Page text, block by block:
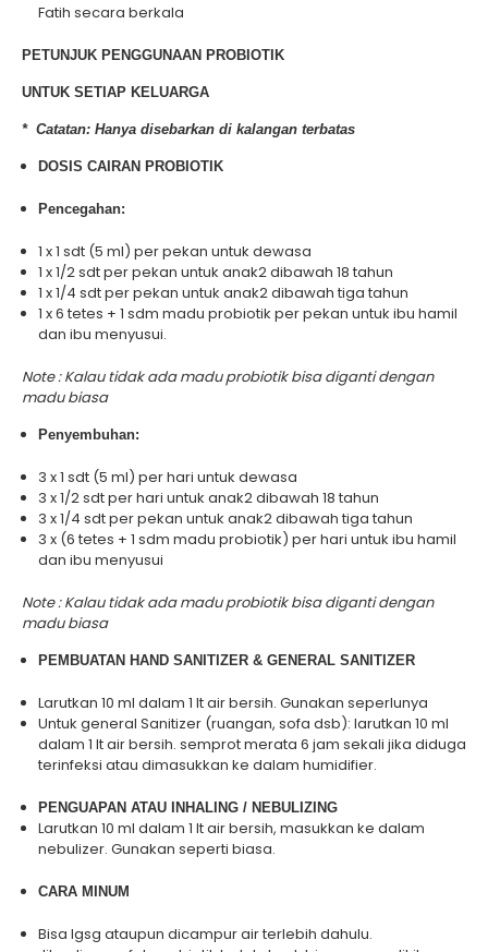
Fatih secara berkala
PETUNJUK PENGGUNAAN PROBIOTIK
UNTUK SETIAP KELUARGA
* Catatan: Hanya disebarkan di kalangan terbatas
DOSIS CAIRAN PROBIOTIK
Pencegahan:
1 x 1 sdt (5 ml) per pekan untuk dewasa
1 x 1/2 sdt per pekan untuk anak2 dibawah 18 tahun
1 x 1/4 sdt per pekan untuk anak2 dibawah tiga tahun
1 x 6 tetes + 1 sdm madu probiotik per pekan untuk ibu hamil
dan ibu menyusui.
Note : Kalau tidak ada madu probiotik bisa diganti dengan
madu biasa
Penyembuhan:
3 x 1 sdt (5 ml) per hari untuk dewasa
3 x 1/2 sdt per hari untuk anak2 dibawah 18 tahun
3 x 1/4 sdt per pekan untuk anak2 dibawah tiga tahun
3 x (6 tetes + 1 sdm madu probiotik) per hari untuk ibu hamil
dan ibu menyusui
Note : Kalau tidak ada madu probiotik bisa diganti dengan
madu biasa
PEMBUATAN HAND SANITIZER & GENERAL SANITIZER
Larutkan 10 ml dalam 1 lt air bersih. Gunakan seperlunya
Untuk general Sanitizer (ruangan, sofa dsb): larutkan 10 ml
dalam 1 lt air bersih. semprot merata 6 jam sekali jika diduga
terinfeksi atau dimasukkan ke dalam humidifier.
PENGUAPAN ATAU INHALING / NEBULIZING
Larutkan 10 ml dalam 1 lt air bersih, masukkan ke dalam
nebulizer. Gunakan seperti biasa.
CARA MINUM
Bisa lgsg ataupun dicampur air terlebih dahulu.